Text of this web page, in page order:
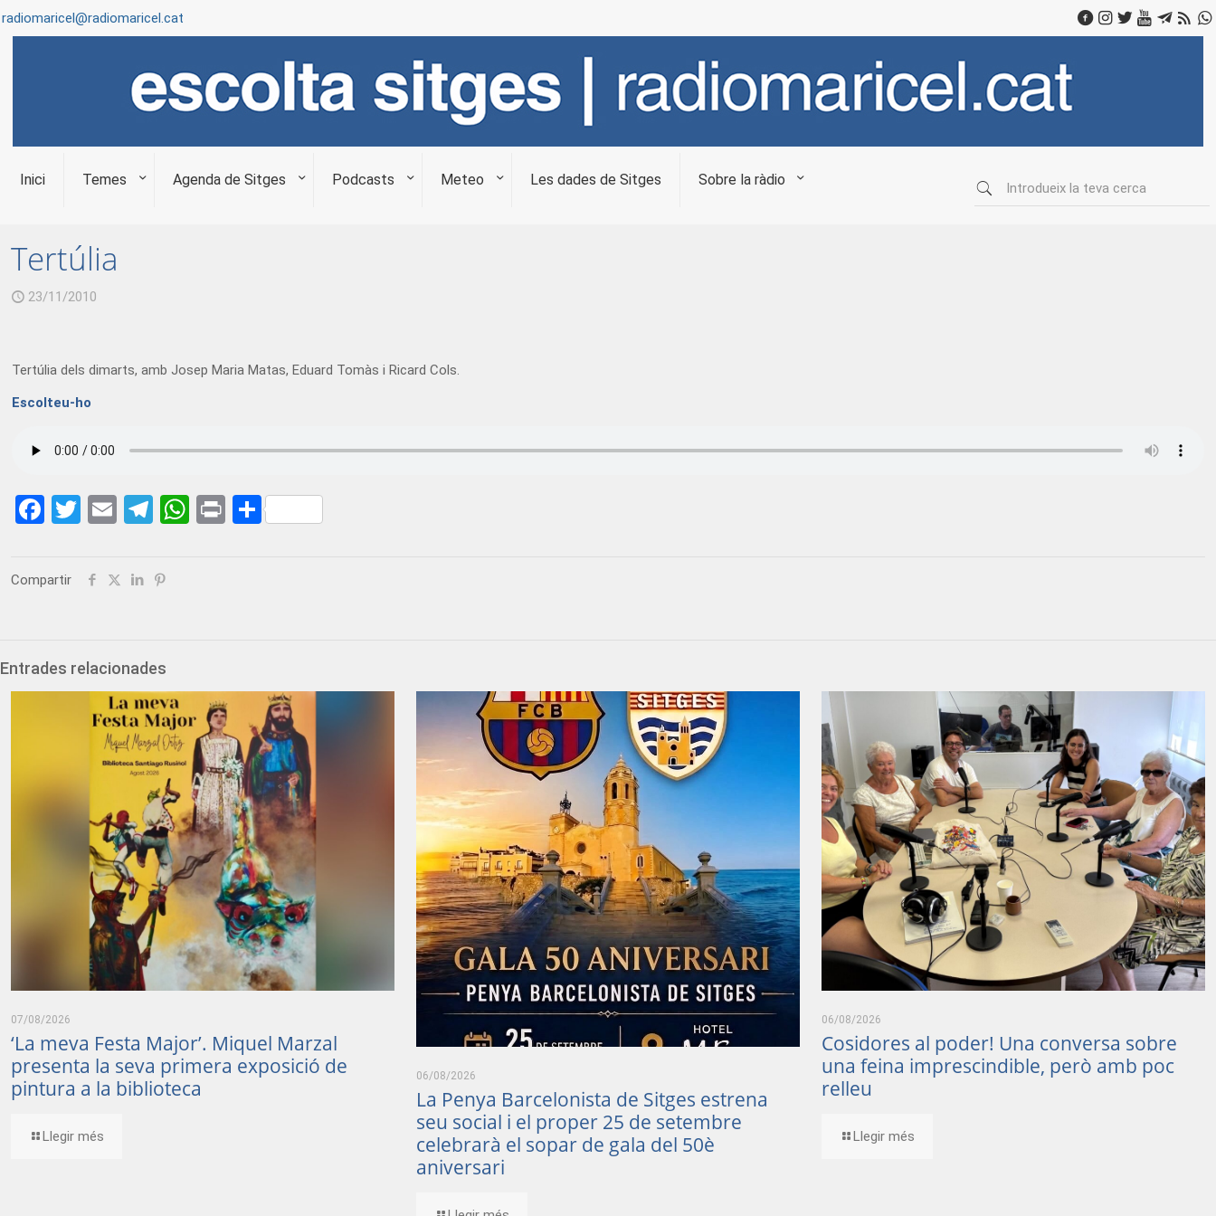
radiomaricel@radiomaricel.cat
Inici Temes Agenda de Sitges Podcasts Meteo Les dades de Sitges Sobre la ràdio
Tertúlia
23/11/2010
Tertúlia dels dimarts, amb Josep Maria Matas, Eduard Tomàs i Ricard Cols.
Escolteu-ho
Facebook
Twitter
EmailTelegram
WhatsApp
PrintShare
Compartir
Entrades relacionades
07/08/2026
‘La meva Festa Major’. Miquel Marzal
presenta la seva primera exposició de
pintura a la biblioteca
Llegir més
06/08/2026
La Penya Barcelonista de Sitges estrena
seu social i el proper 25 de setembre
celebrarà el sopar de gala del 50è
aniversari
06/08/2026
Cosidores al poder! Una conversa sobre
una feina imprescindible, però amb poc
relleu
Llegir més